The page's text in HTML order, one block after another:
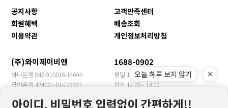
공지사항
고객만족센터
회원혜택
배송조회
이용약관
개인정보처리방침
(주)와이제이비앤 1688-0902
하나은행 846-910016-14604
국민은행 424001-01-229997
농협은행 355-0018-3149-63
평일 10:00 - 17:00
점심 12:00 - 13:00
수출문의 YJBN MEET
오늘 하루 보지 않기